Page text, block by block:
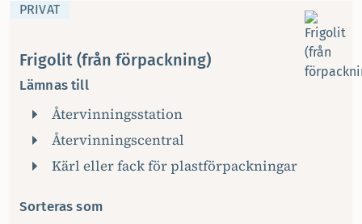
PRIVAT
Frigolit (från förpackning)
Lämnas till
Återvinningsstation
Återvinningscentral
Kärl eller fack för plastförpackningar
Sorteras som